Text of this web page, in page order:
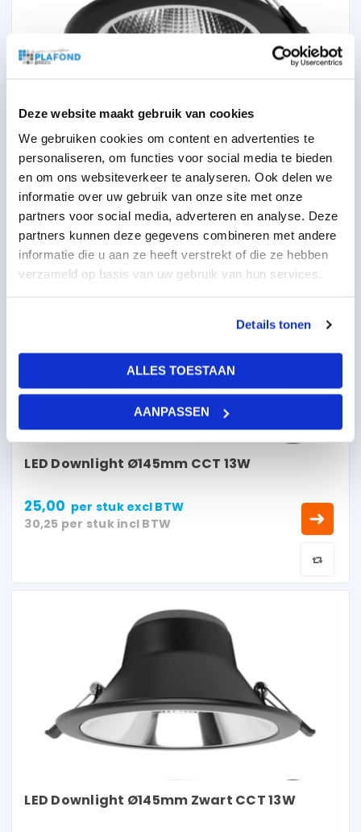
Deze website maakt gebruik van cookies
We gebruiken cookies om content en advertenties te
personaliseren, om functies voor social media te bieden
en om ons websiteverkeer te analyseren. Ook delen we
informatie over uw gebruik van onze site met onze
partners voor social media, adverteren en analyse. Deze
partners kunnen deze gegevens combineren met andere
informatie die u aan ze heeft verstrekt of die ze hebben
verzameld op basis van uw gebruik van hun services.
Details tonen
ALLES TOESTAAN
AANPASSEN
LED Downlight Ø90mm Zwart CCT 9W
20,00 per stuk
excl BTW
24,20per stuk incl BTW
LED Downlight Ø145mm CCT 13W
25,00 per stukexcl BTW
30,25 per stuk incl BTW
LED Downlight Ø145mm Zwart CCT 13W